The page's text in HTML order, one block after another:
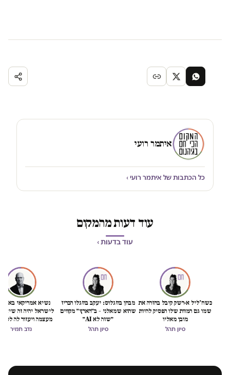
איתמר רועי
כל הכתבות של איתמר רועי ›
עוד דעות מהמקום
עוד בדעות ›
כשח'ליל א-רשק קיבל בחזרה את
שמו גם המוות שלו הפסיק להיות
מובן מאליו
סיון תהל
מבחן בוזגלוס: יעקב בוזגלו הכריז
שהוא שמאלני – ב״הארץ״ מקווים
״שזה לא AI״
סיון תהל
נשיא אמריקאי באמת
לישראל יהיה זה
מעצמה ויעזור לה
הכיבוש
נדב תמיר